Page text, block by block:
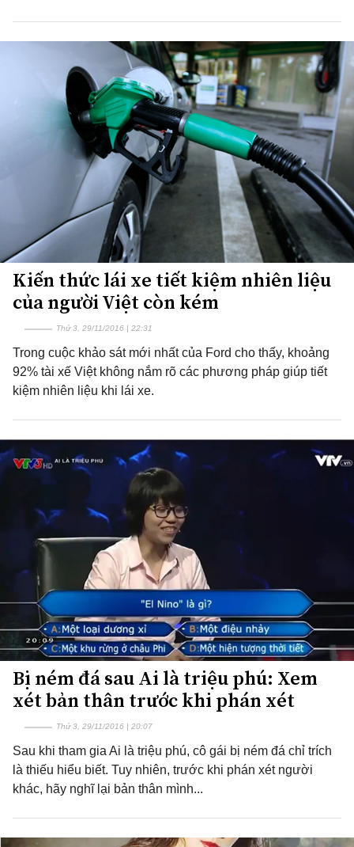
Kiến thức lái xe tiết kiệm nhiên liệu
của người Việt còn kém
Thứ 3, 29/11/2016 | 22:31
Trong cuộc khảo sát mới nhất của Ford cho thấy, khoảng
92% tài xế Việt không nắm rõ các phương pháp giúp tiết
kiệm nhiên liệu khi lái xe.
Bị ném đá sau Ai là triệu phú: Xem
xét bản thân trước khi phán xét
Thứ 3, 29/11/2016 | 20:07
Sau khi tham gia Ai là triệu phú, cô gái bị ném đá chỉ trích
là thiếu hiểu biết. Tuy nhiên, trước khi phán xét người
khác, hãy nghĩ lại bản thân mình...